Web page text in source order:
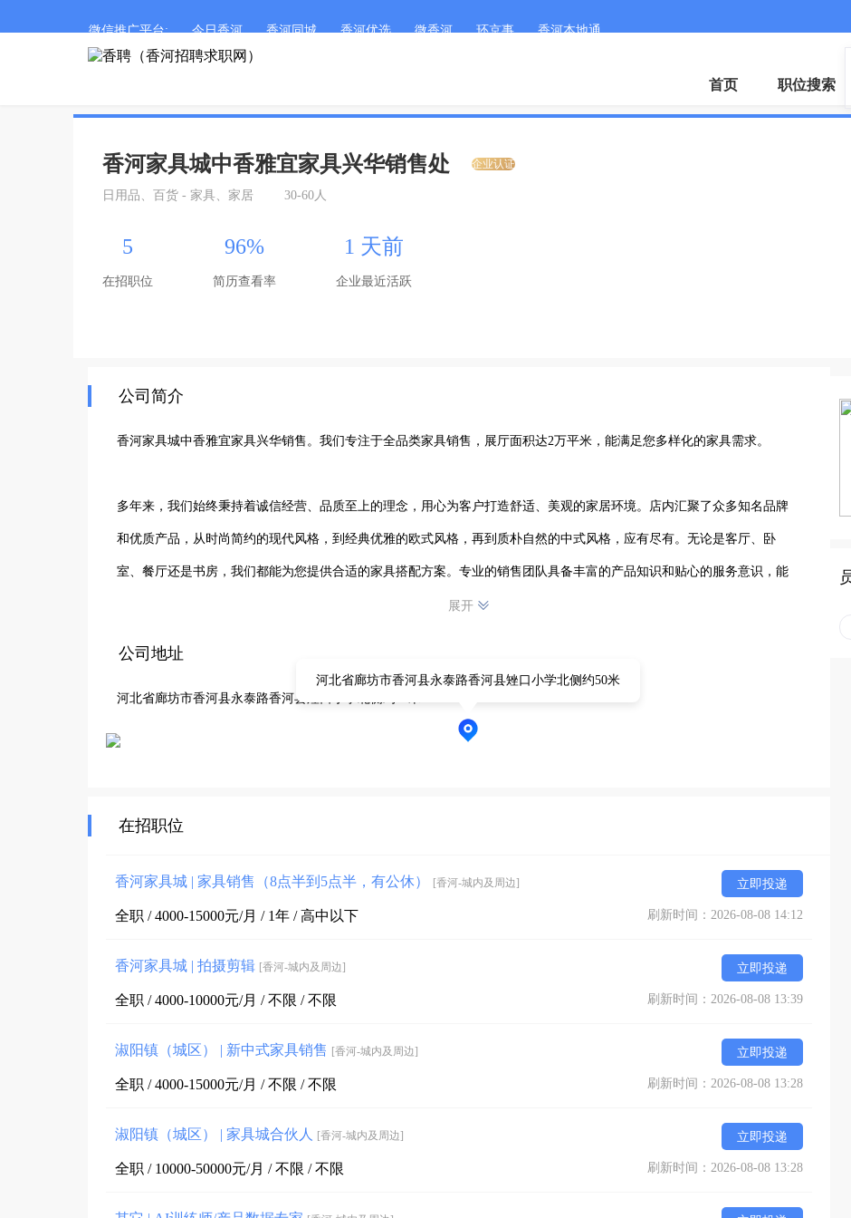
微信推广平台: 今日香河 香河同城 香河优选 微香河 环京事 香河本地通
首页 职位搜索
香河家具城中香雅宜家具兴华销售处 企业认证
日用品、百货 - 家具、家居 30-60人
5
在招职位
96%
简历查看率
1 天前
企业最近活跃
公司简介
香河家具城中香雅宜家具兴华销售。我们专注于全品类家具销售，展厅面积达2万平米，能满足您多样化的家具需求。
多年来，我们始终秉持着诚信经营、品质至上的理念，用心为客户打造舒适、美观的家居环境。店内汇聚了众多知名品牌
和优质产品，从时尚简约的现代风格，到经典优雅的欧式风格，再到质朴自然的中式风格，应有尽有。无论是客厅、卧
室、餐厅还是书房，我们都能为您提供合适的家具搭配方案。专业的销售团队具备丰富的产品知识和贴心的服务意识，能
为您提供专业的购买建议，帮助您轻松选购到心仪的家具。我们致力于为每一位客户提供优质的购物体验，让您在香河家
展开
公司地址
河北省廊坊市香河县永泰路香河县矬口小学北侧约50米
河北省廊坊市香河县永泰路香河县矬口小学北侧约50米
在招职位
香河家具城 | 家具销售（8点半到5点半，有公休） [香河-城内及周边] 立即投递
全职 / 4000-15000元/月 / 1年 / 高中以下 刷新时间：2026-08-08 14:12
香河家具城 | 拍摄剪辑 [香河-城内及周边] 立即投递
全职 / 4000-10000元/月 / 不限 / 不限 刷新时间：2026-08-08 13:39
淑阳镇（城区） | 新中式家具销售 [香河-城内及周边] 立即投递
全职 / 4000-15000元/月 / 不限 / 不限 刷新时间：2026-08-08 13:28
淑阳镇（城区） | 家具城合伙人 [香河-城内及周边] 立即投递
全职 / 10000-50000元/月 / 不限 / 不限 刷新时间：2026-08-08 13:28